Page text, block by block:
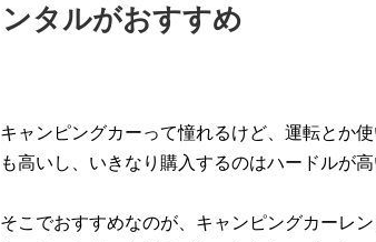
ンタルがおすすめ
キャンピングカーって憧れるけど、運転とか
も高いし、いきなり購入するのはハードルが高
そこでおすすめなのが、キャンピングカーレ